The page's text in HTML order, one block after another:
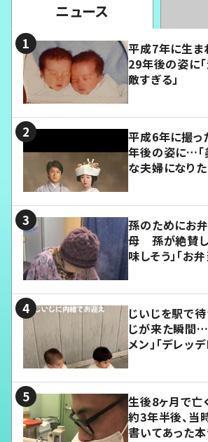
ニュース
平成7年に生
29年後の姿に
敵すぎる」
平成6年に撮
年後の姿に…「
な夫婦になりた
孫のためにお
母 孫が絶賛し
味しそう」「お
じいじを駅で
じが来た瞬間…
メン」「デレッ
生後8ヶ月で亡
約3年半後、当
書いてあった